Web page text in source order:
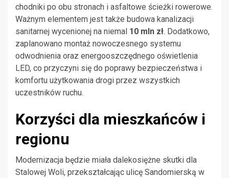
chodniki po obu stronach i asfaltowe ścieżki rowerowe.
Ważnym elementem jest także budowa kanalizacji
sanitarnej wycenionej na niemal 10 mln zł. Dodatkowo,
zaplanowano montaż nowoczesnego systemu
odwodnienia oraz energooszczędnego oświetlenia
LED, co przyczyni się do poprawy bezpieczeństwa i
komfortu użytkowania drogi przez wszystkich
uczestników ruchu.
Korzyści dla mieszkańców i
regionu
Modernizacja będzie miała dalekosiężne skutki dla
Stalowej Woli, przekształcając ulicę Sandomierską w